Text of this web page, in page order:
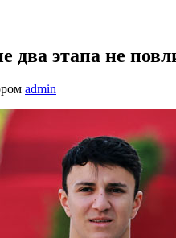
этапа не
admin